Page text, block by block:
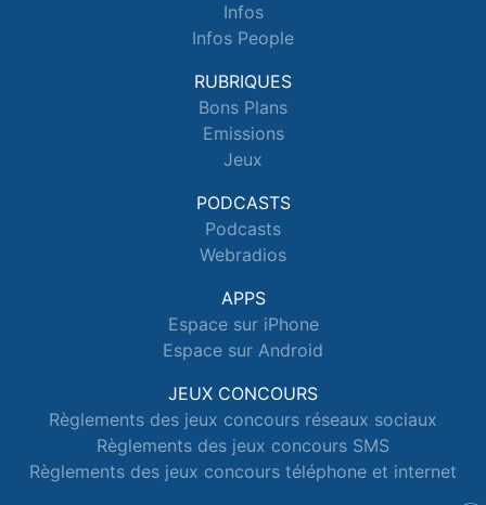
Infos
Infos People
RUBRIQUES
Bons Plans
Emissions
Jeux
PODCASTS
Podcasts
Webradios
APPS
Espace sur iPhone
Espace sur Android
JEUX CONCOURS
Règlements des jeux concours réseaux sociaux
Règlements des jeux concours SMS
Règlements des jeux concours téléphone et internet